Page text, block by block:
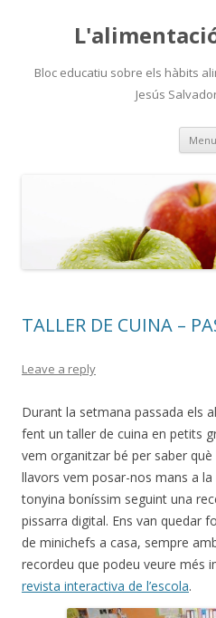
Bloc educatiu sobre els hàbits
Jesús
Menu
TALLER DE CUINA –
Leave a reply
Durant la setmana passada els
fent un taller de cuina en petits
vem organitzar bé per saber
llavors vem posar-nos mans a
tonyina boníssim seguint una
pissarra digital. Ens van quedar
de minichefs a casa, sempre
recordeu que podeu veure més
revista interactiva de l’escola.